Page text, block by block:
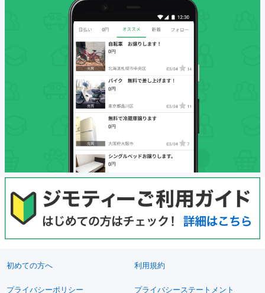
初めての方へ 利用規約
プライバシーポリシー プライバシーステートメント